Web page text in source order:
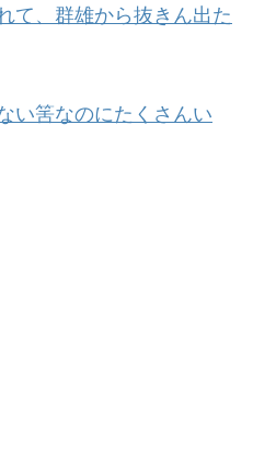
て、群雄から抜きん出た
い筈なのにたくさんい